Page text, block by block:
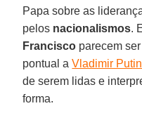
Papa sobre as
pelos nacionalismos.
Francisco parecem
pontual aVladimir Putin
de serem lidas e
forma.